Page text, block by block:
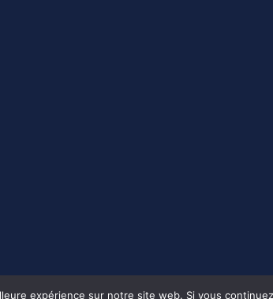
expérience sur notre site web. Si vous